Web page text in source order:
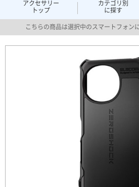
アクセサリー
トップ
カテゴリ別
に探す
こちらの商品は選択中のスマートフォン